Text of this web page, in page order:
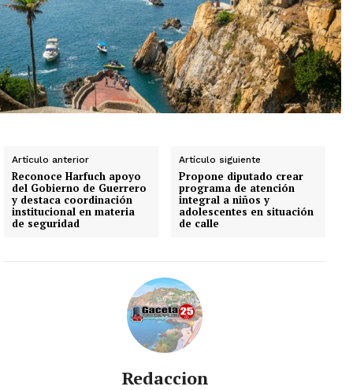
Artículo anterior
Reconoce Harfuch apoyo
del Gobierno de Guerrero
y destaca coordinación
institucional en materia
de seguridad
Artículo siguiente
Propone diputado crear
programa de atención
integral a niños y
adolescentes en situación
de calle
Redaccion